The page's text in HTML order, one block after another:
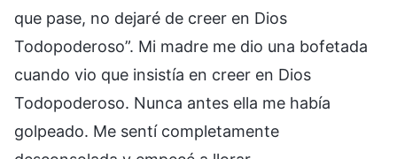
que pase, no dejaré de creer en Dios
Todopoderoso”. Mi madre me dio una bofetada
cuando vio que insistía en creer en Dios
Todopoderoso. Nunca antes ella me había
golpeado. Me sentí completamente